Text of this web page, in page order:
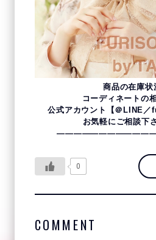
商品の在庫状
コーディネートの
公式アカウント【＠LINE
お気軽にご相談下
0
COMMENT